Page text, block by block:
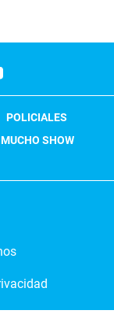
POLICIALES
MUCHO SHOW